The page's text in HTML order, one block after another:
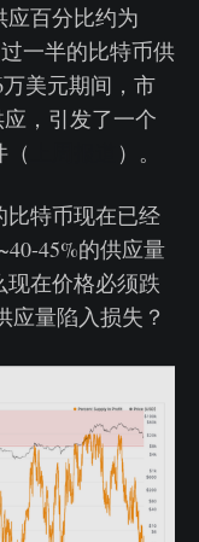
应百分比约为
一半的比特币供
美元期间，市
，引发了一个
）。
比特币现在已经
45%的供应量
在价格必须跌
应量陷入损失？